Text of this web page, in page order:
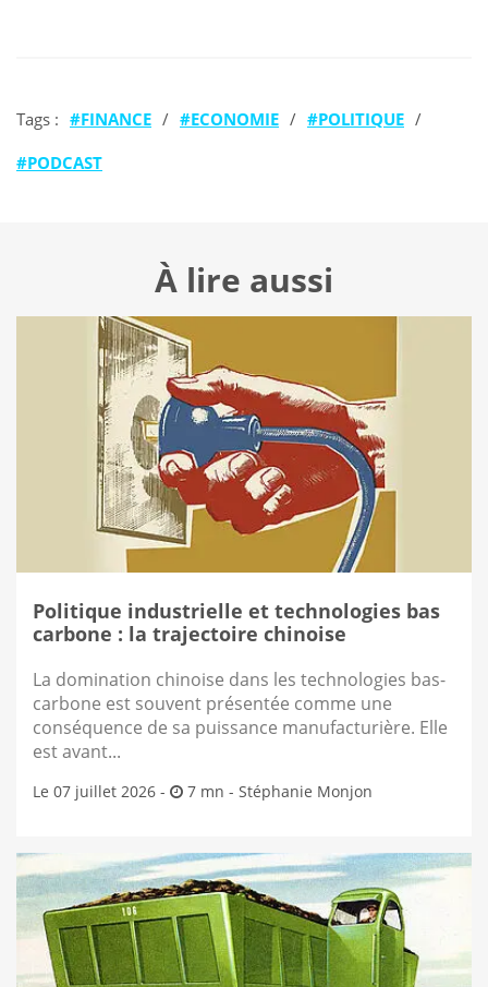
Tags : FINANCE / ECONOMIE / POLITIQUE /
PODCAST
À lire aussi
Politique industrielle et technologies bas
carbone : la trajectoire chinoise
La domination chinoise dans les technologies bas-
carbone est souvent présentée comme une
conséquence de sa puissance manufacturière. Elle
est avant...
Le 07 juillet 2026 - 7 mn - Stéphanie Monjon